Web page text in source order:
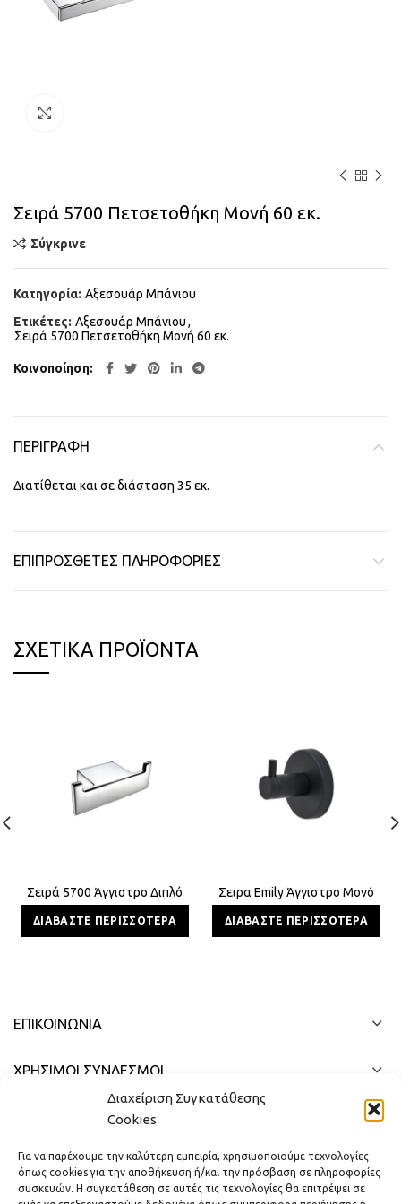
Διαχείριση Συγκατάθεσης
Cookies
Για να παρέχουμε την καλύτερη εμπειρία, χρησιμοποιούμε τεχνολογίες
όπως cookies για την αποθήκευση ή/και την πρόσβαση σε πληροφορίες
συσκευών. Η συγκατάθεση σε αυτές τις τεχνολογίες θα επιτρέψει σε
Σειρά 5700 Πετσετοθήκη Μονή 60 εκ.
Σύγκρινε
Κατηγορία: Αξεσουάρ Μπάνιου
Ετικέτες: Αξεσουάρ Μπάνιου,
Σειρά 5700 Πετσετοθήκη Μονή 60 εκ.
Κοινοποίηση
ΠΕΡΙΓΡΑΦΉ
Διατίθεται και σε διάσταση 35 εκ.
ΕΠΙΠΡΌΣΘΕΤΕΣ ΠΛΗΡΟΦΟΡΊΕΣ
ΣΧΕΤΙΚΆ ΠΡΟΪΌΝΤΑ
Σειρά 5700 Άγγιστρο Διπλό
ΔΙΑΒΆΣΤΕ ΠΕΡΙΣΣΌΤΕΡΑ
Σειρα Emily Άγγιστρο Μονό
ΔΙΑΒΆΣΤΕ ΠΕΡΙΣΣΌΤΕΡΑ
ΕΠΙΚΟΙΝΩΝΊΑ
ΧΡΗΣΙΜΟΙ ΣΥΝΔΕΣΜΟΙ
ΓΡΉΓΟΡΟ ΜΕΝΟΎ